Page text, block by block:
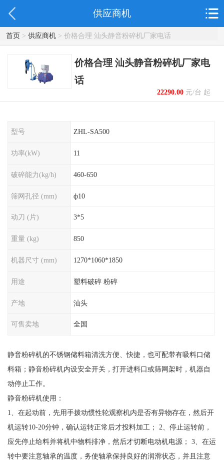
供应商机
首页> 供应商机> 价格合理 汕头静音粉碎机厂家电话
价格合理 汕头静音粉碎机厂家电
话
22290.00元/台 起
型号 ZHL-SA500
功率(kW) 11
破碎能力(kg/h) 460-650
筛网孔径 (mm) ф10
动刀 (片) 3*5
重量 (kg) 850
机器尺寸 (mm) 1270*1060*1850
用途 塑料破碎 粉碎
产地 汕头
可售卖地 全国
静音粉碎机的不锈钢储料箱清洗方便、快捷，也可配带有吸料口储
料箱；静音粉碎机内设安全开关，打开进料口或筛网架时，机器自
动停止工作。
静音粉碎机使用：
1、在起动前，先用手拨动惯性轮观察机内是否有异物存在，然后开
机运转10-20分钟，确认运转正常后才投料加工； 2、停止运转前，
应先停止给料并将机中物料排净，然后才切断电动机电源； 3、在运
转中要注意轴承的温度，务使轴承保持良好的润滑状态，并且注意